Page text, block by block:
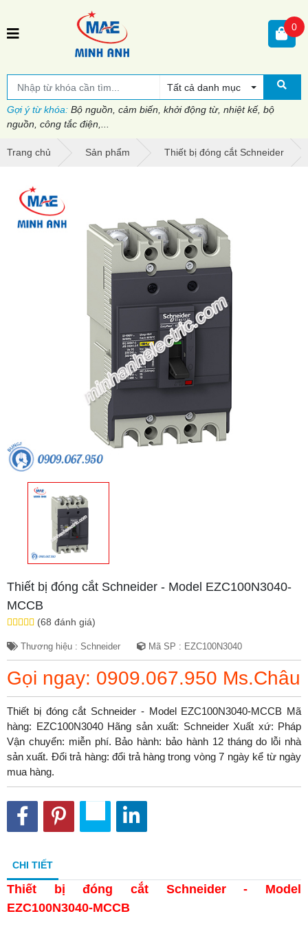
Tất cả danh mục
Gợi ý từ khóa: Bộ nguồn, cảm biến, khởi động từ, nhiệt kế, bộ
nguồn, công tắc điện,...
0
Trang chủ Sản phẩm Thiết bị đóng cắt Schneider
Thiết bị đóng cắt Schneider - Model EZC100N3040-
MCCB
(68 đánh giá)
Thương hiệu : Schneider Mã SP : EZC100N3040
Gọi ngay: 0909.067.950 Ms.Châu
Thiết bị đóng cắt Schneider - Model EZC100N3040-MCCB Mã
hàng: EZC100N3040 Hãng sản xuất: Schneider Xuất xứ: Pháp
Vận chuyển: miễn phí. Bảo hành: bảo hành 12 tháng do lỗi nhà
sản xuất. Đổi trả hàng: đổi trả hàng trong vòng 7 ngày kể từ ngày
mua hàng.
CHI TIẾT
Thiết bị đóng cắt Schneider - Model
EZC100N3040-MCCB